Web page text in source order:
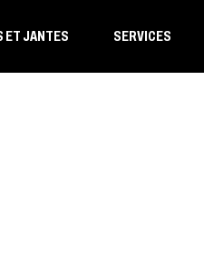
ET JANTES SERVICES